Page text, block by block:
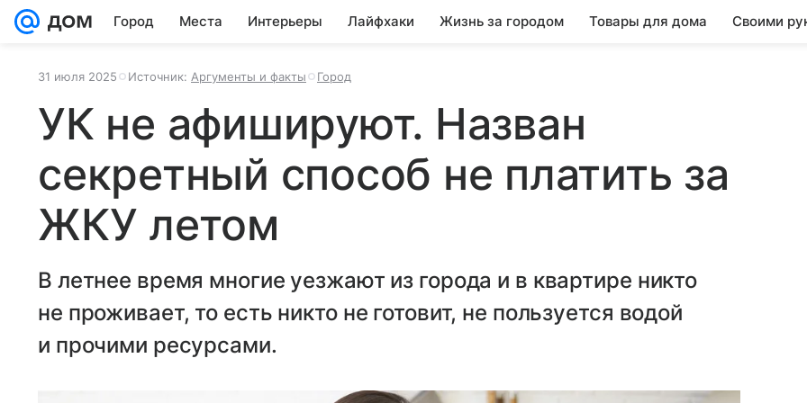
Город Места Интерьеры Лайфхаки Жизнь за городом Товары для дома Своими
31 июля 2025 Источник: Аргументы и факты Город
УК не афишируют. Назван
секретный способ не платить за
ЖКУ летом
В летнее время многие уезжают из города и в квартире никто
не проживает, то есть никто не готовит, не пользуется водой
и прочими ресурсами.